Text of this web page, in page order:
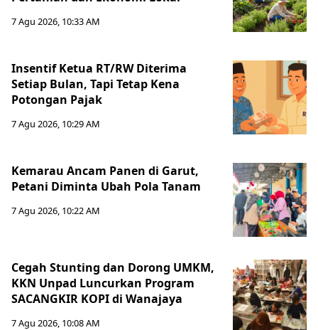
7 Agu 2026, 10:33 AM
Insentif Ketua RT/RW Diterima
Setiap Bulan, Tapi Tetap Kena
Potongan Pajak
7 Agu 2026, 10:29 AM
Kemarau Ancam Panen di Garut,
Petani Diminta Ubah Pola Tanam
7 Agu 2026, 10:22 AM
Cegah Stunting dan Dorong UMKM,
KKN Unpad Luncurkan Program
SACANGKIR KOPI di Wanajaya
7 Agu 2026, 10:08 AM